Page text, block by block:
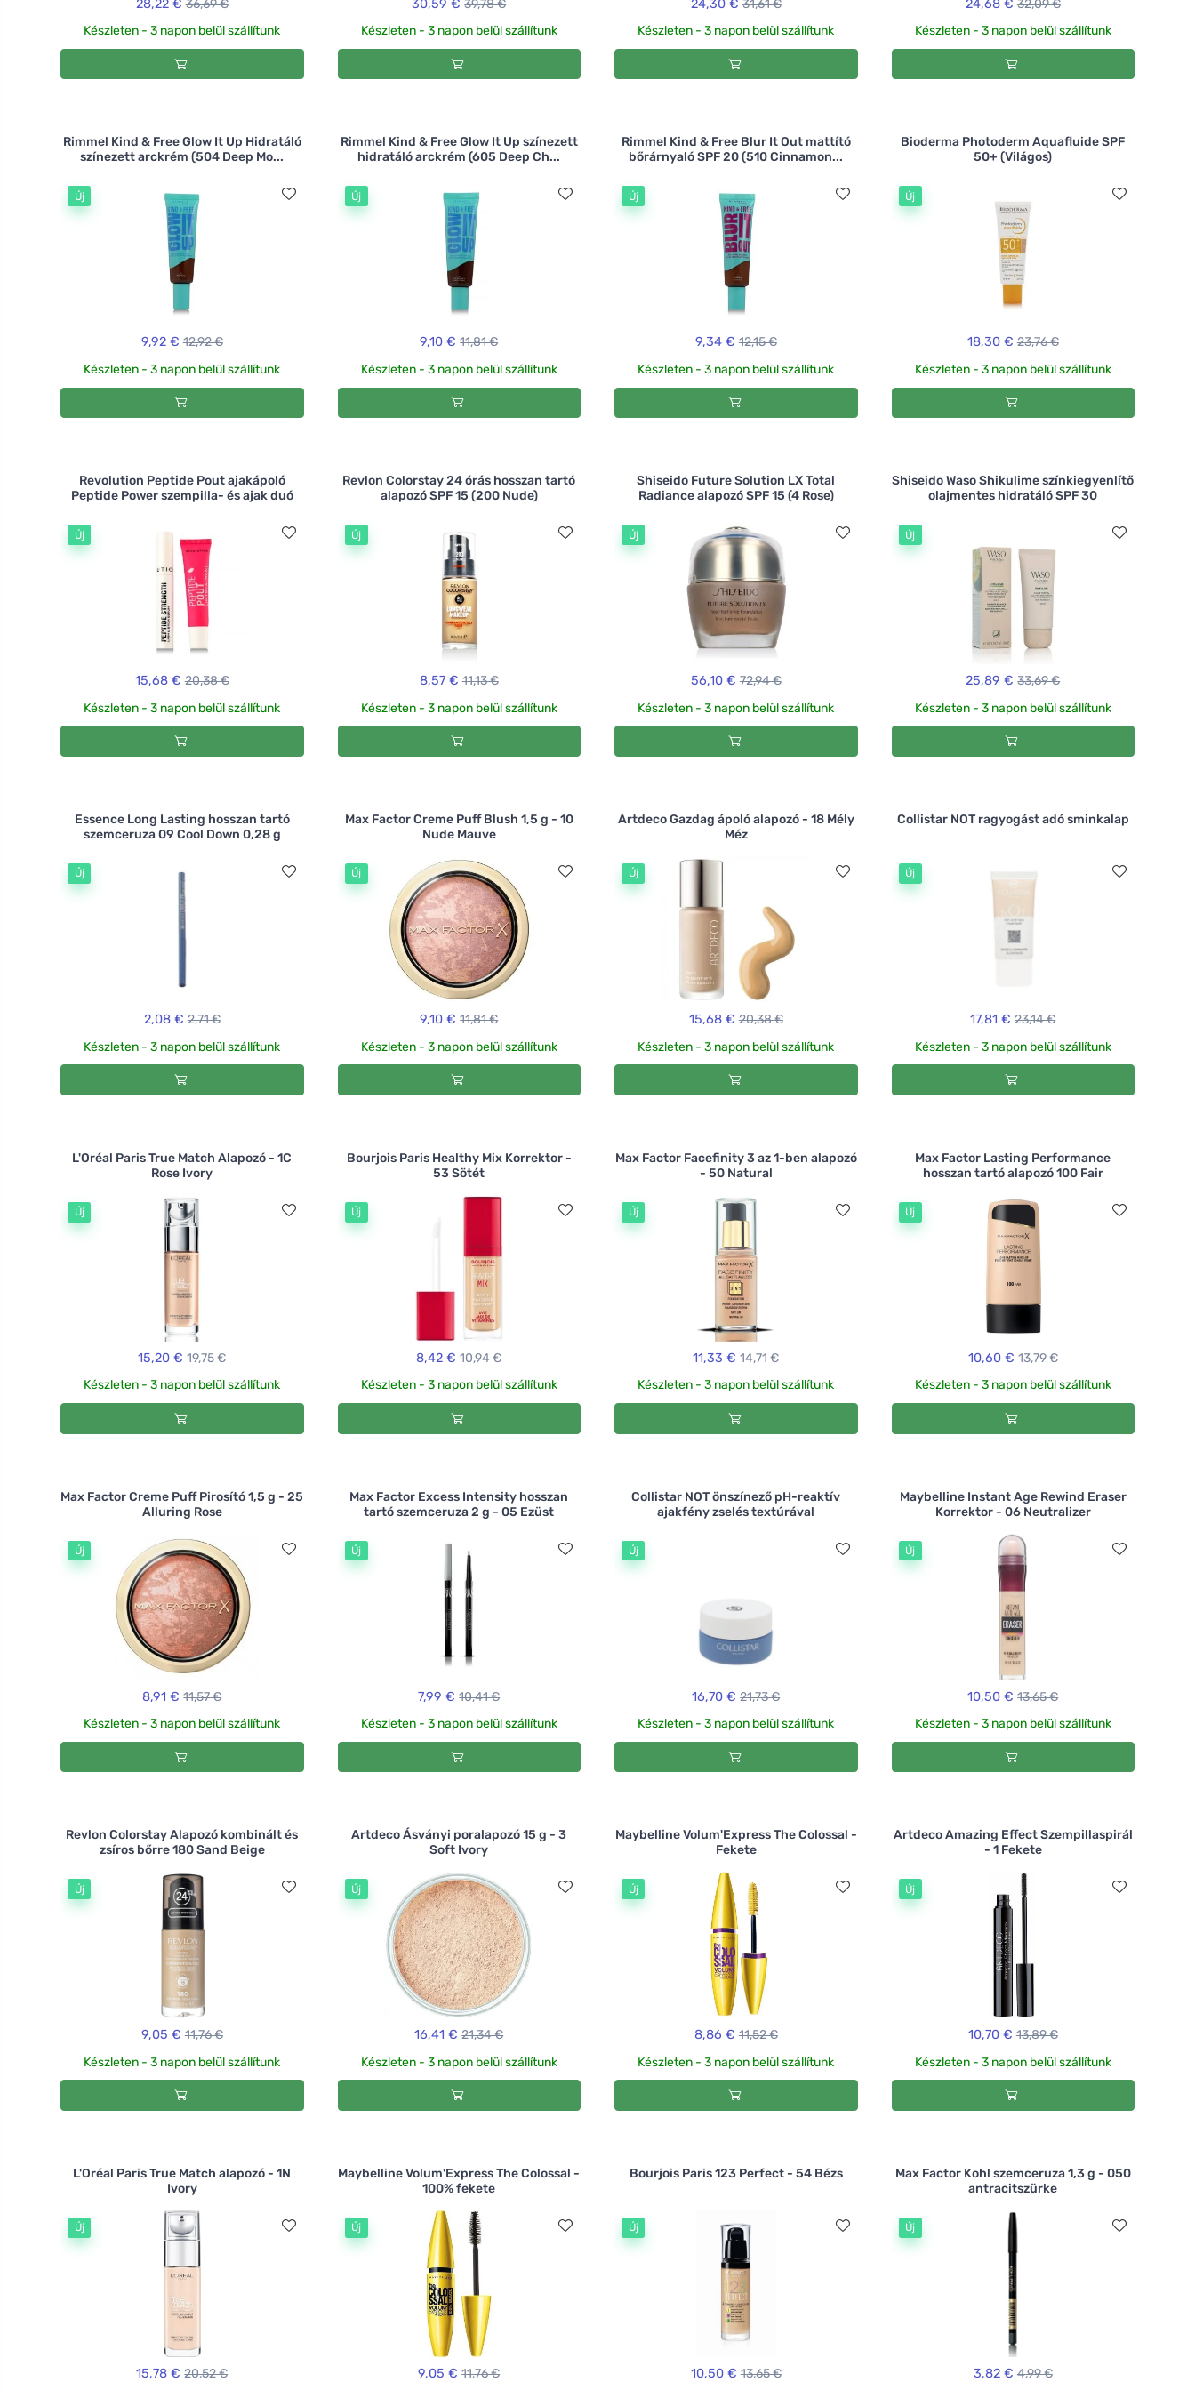
28,22 € 36,69 €
Készleten - 3 napon belül szállítunk
30,59 € 39,78 €
Készleten - 3 napon belül szállítunk
24,30 € 31,61 €
Készleten - 3 napon belül szállítunk
24,68 € 32,09 €
Készleten - 3 napon belül szállítunk
Rimmel Kind & Free Glow It Up Hidratáló
színezett arckrém (504 Deep Mo...
Új
9,92 € 12,92 €
Készleten - 3 napon belül szállítunk
Rimmel Kind & Free Glow It Up színezett
hidratáló arckrém (605 Deep Ch...
Új
9,10 € 11,81 €
Készleten - 3 napon belül szállítunk
Rimmel Kind & Free Blur It Out mattító
bőrárnyaló SPF 20 (510 Cinnamon...
Új
9,34 € 12,15 €
Készleten - 3 napon belül szállítunk
Bioderma Photoderm Aquafluide SPF
50+ (Világos)
Új
18,30 € 23,76 €
Készleten - 3 napon belül szállítunk
Revolution Peptide Pout ajakápoló
Peptide Power szempilla- és ajak duó
Új
15,68 € 20,38 €
Készleten - 3 napon belül szállítunk
Revlon Colorstay 24 órás hosszan tartó
alapozó SPF 15 (200 Nude)
Új
8,57 € 11,13 €
Készleten - 3 napon belül szállítunk
Shiseido Future Solution LX Total
Radiance alapozó SPF 15 (4 Rose)
Új
56,10 € 72,94 €
Készleten - 3 napon belül szállítunk
Shiseido Waso Shikulime színkiegyenlítő
olajmentes hidratáló SPF 30
Új
25,89 € 33,69 €
Készleten - 3 napon belül szállítunk
Essence Long Lasting hosszan tartó
szemceruza 09 Cool Down 0,28 g
Új
2,08 € 2,71 €
Készleten - 3 napon belül szállítunk
Max Factor Creme Puff Blush 1,5 g - 10
Nude Mauve
Új
9,10 € 11,81 €
Készleten - 3 napon belül szállítunk
Artdeco Gazdag ápoló alapozó - 18 Mély
Méz
Új
15,68 € 20,38 €
Készleten - 3 napon belül szállítunk
Collistar NOT ragyogást adó sminkalap
Új
17,81 € 23,14 €
Készleten - 3 napon belül szállítunk
L'Oréal Paris True Match Alapozó - 1C
Rose Ivory
Új
15,20 € 19,75 €
Készleten - 3 napon belül szállítunk
Bourjois Paris Healthy Mix Korrektor -
53 Sötét
Új
8,42 € 10,94 €
Készleten - 3 napon belül szállítunk
Max Factor Facefinity 3 az 1-ben alapozó
- 50 Natural
Új
11,33 € 14,71 €
Készleten - 3 napon belül szállítunk
Max Factor Lasting Performance
hosszan tartó alapozó 100 Fair
Új
10,60 € 13,79 €
Készleten - 3 napon belül szállítunk
Max Factor Creme Puff Pirosító 1,5 g - 25
Alluring Rose
Új
8,91 € 11,57 €
Készleten - 3 napon belül szállítunk
Max Factor Excess Intensity hosszan
tartó szemceruza 2 g - 05 Ezüst
Új
7,99 € 10,41 €
Készleten - 3 napon belül szállítunk
Collistar NOT önszínező pH-reaktív
ajakfény zselés textúrával
Új
16,70 € 21,73 €
Készleten - 3 napon belül szállítunk
Maybelline Instant Age Rewind Eraser
Korrektor - 06 Neutralizer
Új
10,50 € 13,65 €
Készleten - 3 napon belül szállítunk
Revlon Colorstay Alapozó kombinált és
zsíros bőrre 180 Sand Beige
Új
9,05 € 11,76 €
Készleten - 3 napon belül szállítunk
Artdeco Ásványi poralapozó 15 g - 3
Soft Ivory
Új
16,41 € 21,34 €
Készleten - 3 napon belül szállítunk
Maybelline Volum'Express The Colossal -
Fekete
Új
8,86 € 11,52 €
Készleten - 3 napon belül szállítunk
Artdeco Amazing Effect Szempillaspirál
- 1 Fekete
Új
10,70 € 13,89 €
Készleten - 3 napon belül szállítunk
L'Oréal Paris True Match alapozó - 1N
Ivory
Új
15,78 € 20,52 €
Maybelline Volum'Express The Colossal -
100% fekete
Új
9,05 € 11,76 €
Bourjois Paris 123 Perfect - 54 Bézs
Új
10,50 € 13,65 €
Max Factor Kohl szemceruza 1,3 g - 050
antracitszürke
Új
3,82 € 4,99 €